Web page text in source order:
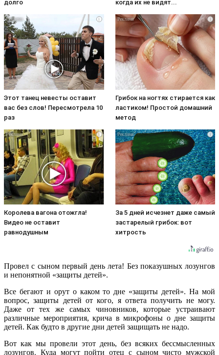
долго
когда их не видят...
i
Этот танец невесты оставит
вас без слов! Пересмотрела 10
раз
i
Грибок на ногтях стирается как
ластиком! Простой домашний
метод
i
Королева вагона отожгла!
Видео не оставит
равнодушным
i
За 5 дней исчезнет даже самый
застарелый грибок: вот
хитрость
Провел с сыном первый день лета! Без показушных лозунгов
и непонятной «защиты детей».
Все бегают и орут о каком то дне «защиты детей». На мой
вопрос, защиты детей от кого, я ответа получить не могу.
Даже от тех же самых чиновников, которые устраивают
различные мероприятия, крича в микрофоны о дне защиты
детей. Как будто в другие дни детей защищать не надо.
Вот как мы провели этот день, без всяких бессмысленных
лозунгов. Куда могут пойти отец с сыном чисто мужской